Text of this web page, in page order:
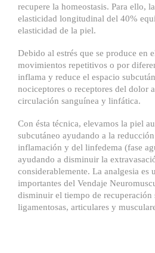
recupere la homeostasis. Para ello,
elasticidad longitudinal del 40%
elasticidad de la piel.
Debido al estrés que se produce en
movimientos repetitivos o por
inflama y reduce el espacio
nociceptores o receptores del dolor
circulación sanguínea y linfática.
Con ésta técnica, elevamos la piel
subcutáneo ayudando a la
inflamación y del linfedema (fase
ayudando a disminuir la
considerablemente. La analgesia es
importantes del Vendaje
disminuir el tiempo de recuperación
ligamentosas, articulares y